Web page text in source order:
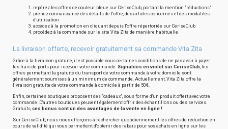
repérez les offres de couleur bleue sur CeriseClub, portant la mention "réductions"
prenez connaissance des détails de l'offre, des articles concernés et des modalités
d'utilisation
accédez à la promotion en cliquant depuis l'offre répertoriée sur CeriseClub
procédez à la commande sur le site Vita Zita de manière habituelle
La livraison offerte, recevoir gratuitement sa commande Vita Zita
Grâce à la livraison gratuite, il est possible sous certaines conditions de ne pas avoir à payer
les frais de ports pour recevoir votre commande. Signalées en violet sur CeriseClub, les
offres permettant la gratuité du transport de votre commande à votre domicile sont
généralement soumises à un minimum de commande. Actuellement, Vita Zita offre la
livraison gratuite de votre commande à domicile à partir de 50€.
Enfin, certaines boutiques proposent des "cadeaux", sous forme d'un produit offert avec votre
commande. D'autres boutiques peuvent également offrir des échantillons ou des services.
Gratuits, ces bonus sont un des avantages de la vente en ligne !
Sur CeriseClub, nous nous efforçons à rechercher quotidiennement les offres de réduction en
cours de validité qui vous permettent d'obtenir des rabais pour vos achats en ligne sur les